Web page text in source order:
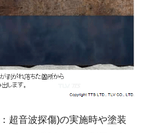
超音波探傷)の実施時や塗装